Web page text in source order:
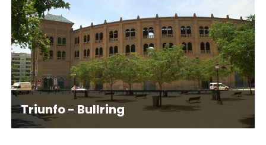
Triunfo - Bullring